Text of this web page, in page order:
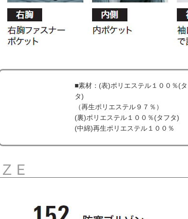
■素材：(表)ポリエステル１００％(
タ)
（再生ポリエステル９７％）
(裏)ポリエステル１００％(タフタ)
(中綿)再生ポリエステル１００％